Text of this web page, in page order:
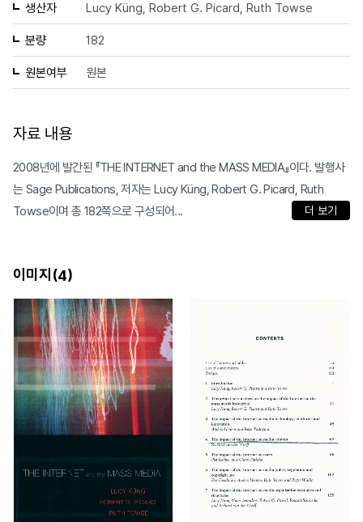
생산자 Lucy Küng, Robert G. Picard, Ruth Towse
분량 182
원본여부 원본
자료 내용
2008년에 발간된 『THE INTERNET and the MASS MEDIA』이다. 발행사
는 Sage Publications, 저자는 Lucy Küng, Robert G. Picard, Ruth
Towse이며 총 182쪽으로 구성되어...
더 보기
이미지(4)